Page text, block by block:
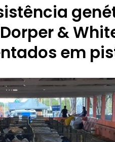
&
em